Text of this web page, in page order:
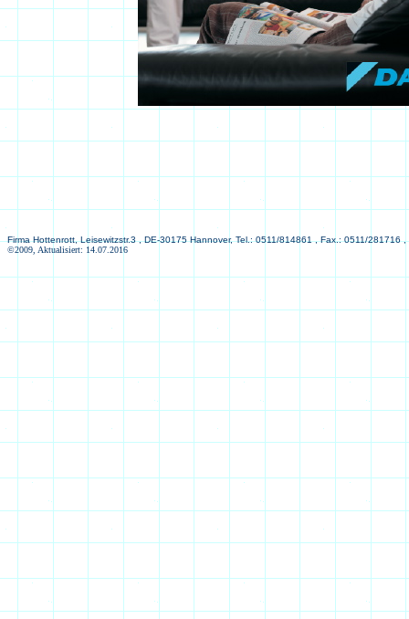
Firma Hottenrott, Leisewitzstr.3 , DE-30175 Hannover, Tel.: 0511/814861 , Fax.: 0511/281716
©2009, Aktualisiert: 14.07.2016